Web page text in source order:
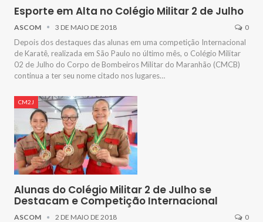
Esporte em Alta no Colégio Militar 2 de Julho
ASCOM 3 DE MAIO DE 2018 0
Depois dos destaques das alunas em uma competição Internacional
de Karatê, realizada em São Paulo no último mês, o Colégio Militar
02 de Julho do Corpo de Bombeiros Militar do Maranhão (CMCB)
continua a ter seu nome citado nos lugares…
CM2J
Alunas do Colégio Militar 2 de Julho se
Destacam e Competição Internacional
ASCOM 2 DE MAIO DE 2018 0